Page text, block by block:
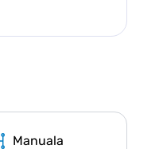
Manuala